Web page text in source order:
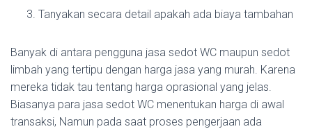
Tanyakan secara detail apakah ada biaya tambahan
Banyak di antara pengguna jasa sedot WC maupun sedot
limbah yang tertipu dengan harga jasa yang murah. Karena
mereka tidak tau tentang harga oprasional yang jelas.
Biasanya para jasa sedot WC menentukan harga di awal
transaksi, Namun pada saat proses pengerjaan ada